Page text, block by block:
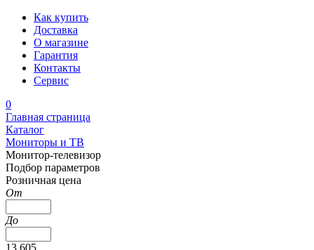
Как купить
Доставка
О магазине
Гарантия
Контакты
Сервис
0
Главная страница
Каталог
Мониторы и ТВ
Монитор-телевизор
Подбор параметров
Розничная цена
От
До
13 605